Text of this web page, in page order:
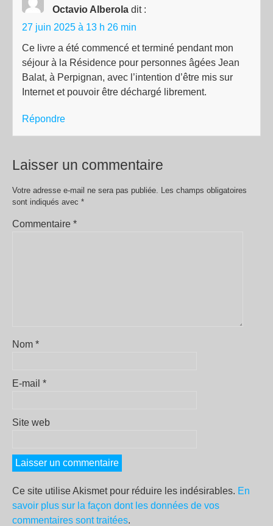
Octavio Alberola dit :
27 juin 2025 à 13 h 26 min
Ce livre a été commencé et terminé pendant mon
séjour à la Résidence pour personnes âgées Jean
Balat, à Perpignan, avec l’intention d’être mis sur
Internet et pouvoir être déchargé librement.
Répondre
Laisser un commentaire
Votre adresse e-mail ne sera pas publiée. Les champs obligatoires
sont indiqués avec *
Commentaire *
Nom *
E-mail *
Site web
Ce site utilise Akismet pour réduire les indésirables. En
savoir plus sur la façon dont les données de vos
commentaires sont traitées.